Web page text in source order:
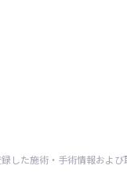
した施術・手術情報および